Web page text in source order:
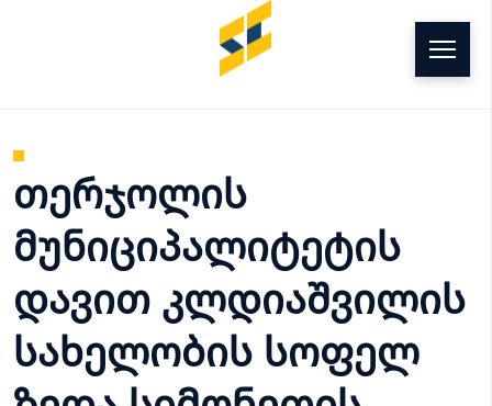
თერჯოლის
მუნიციპალიტეტის
დავით კლდიაშვილის
სახელობის სოფელ